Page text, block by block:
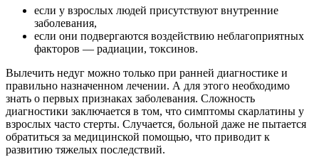
если у взрослых людей присутствуют внутренние
заболевания,
если они подвергаются воздействию неблагоприятных
факторов — радиации, токсинов.
Вылечить недуг можно только при ранней диагностике и
правильно назначенном лечении. А для этого необходимо
знать о первых признаках заболевания. Сложность
диагностики заключается в том, что симптомы скарлатины у
взрослых часто стерты. Случается, больной даже не пытается
обратиться за медицинской помощью, что приводит к
развитию тяжелых последствий.